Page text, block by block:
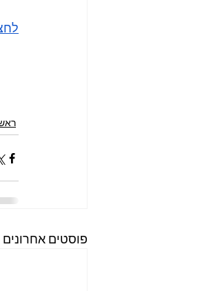
פוסטים אחרונים